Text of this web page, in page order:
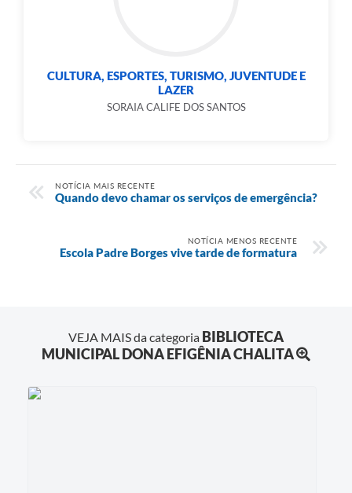
CULTURA, ESPORTES, TURISMO, JUVENTUDE E
LAZER
SORAIA CALIFE DOS SANTOS
NOTÍCIA MAIS RECENTE
Quando devo chamar os serviços de emergência?
NOTÍCIA MENOS RECENTE
Escola Padre Borges vive tarde de formatura
VEJA MAIS da categoria BIBLIOTECA
MUNICIPAL DONA EFIGÊNIA CHALITA